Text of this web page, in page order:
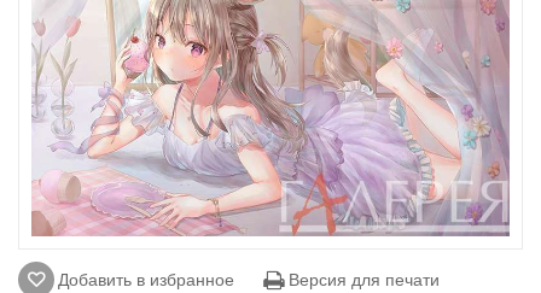
Добавить в избранное Версия для печати